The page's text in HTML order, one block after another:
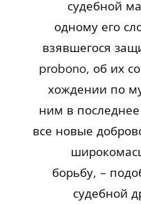
судебной
одному его
взявшегося
probono, об их
хождении по
ним в
все новые
борьбу, –
судебной